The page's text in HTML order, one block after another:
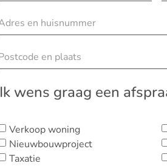
Ik wens graag een
Verkoop woning
Nieuwbouwproject
Taxatie